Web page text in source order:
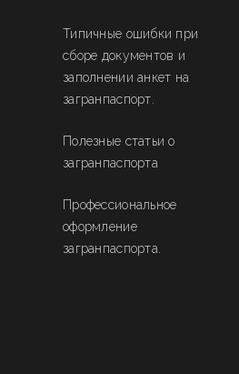
Типичные ошибки при
сборе документов и
заполнении анкет на
загранпаспорт.
Полезные статьи о
загранпаспорта
Профессиональное
оформление
загранпаспорта.